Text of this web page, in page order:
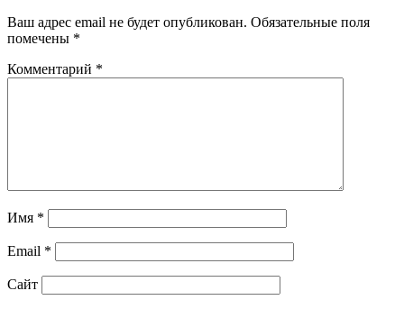
Ваш адрес email не будет опубликован. Обязательные поля
помечены *
Комментарий *
Имя *
Email *
Сайт